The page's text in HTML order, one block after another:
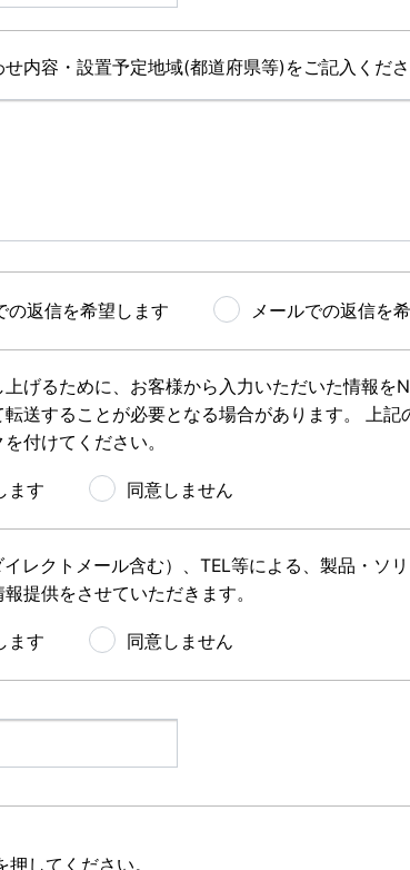
せ内容・設置予定地域(都道府県等)をご記入くだ
の返信を希望します メールでの返信を
上げるために、お客様から入力いただいた情報を
転送することが必要となる場合があります。 上
付けてください。
ます 同意しません
レクトメール含む）、TEL等による、製品・ソ
提供をさせていただきます。
ます 同意しません
してください。